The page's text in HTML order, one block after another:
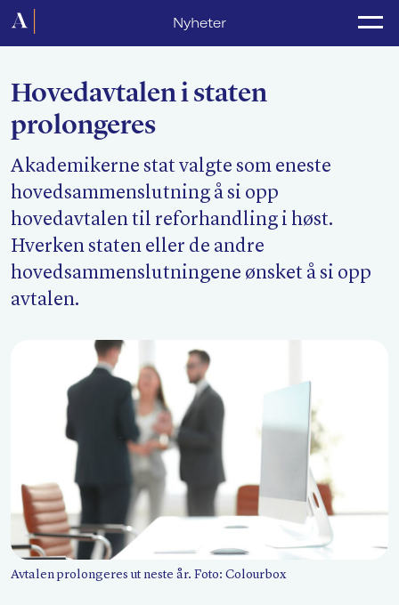
Nyheter
Forside
Lønnsoppgjør
Medlemsforeninger
Kurs og konferanser
For media
Akademikerne Pluss
Nyheter
Om Akademikerne
Søk
Hovedavtalen i staten
prolongeres
Akademikerne stat valgte som eneste
hovedsammenslutning å si opp
hovedavtalen til reforhandling i høst.
Hverken staten eller de andre
hovedsammenslutningene ønsket å si opp
avtalen.
Avtalen prolongeres ut neste år. Foto: Colourbox